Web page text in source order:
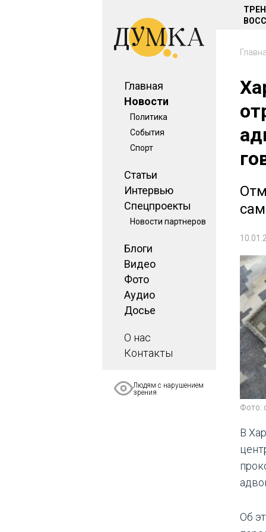
Главная
Новости
Политика
События
Спорт
Статьи
Интервью
Спецпроекты
Новости партнеров
Блоги
Видео
Фото
Аудио
Досье
О нас
Контакты
Людям с нарушением
зрения
Фото:
В
Об